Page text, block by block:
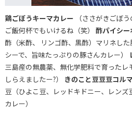
鶏ごぼうキーマカレー （ささがきごぼ
ご飯何杯でもいけるね（笑） 酢パイシ
酢（米酢、 リンゴ酢、黒酢）マリネし
シーで、旨味たっぷりの豚さんカレー）
三島産の無農薬、無化学肥料で育ったレ
しらえましたー?️） きのこと豆豆豆コルマ
豆（ひよこ豆、レッドキドニー、レンズ
カレー）